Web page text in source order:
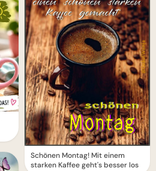
Schönen Montag! Mit einem
starken Kaffee geht's besser los